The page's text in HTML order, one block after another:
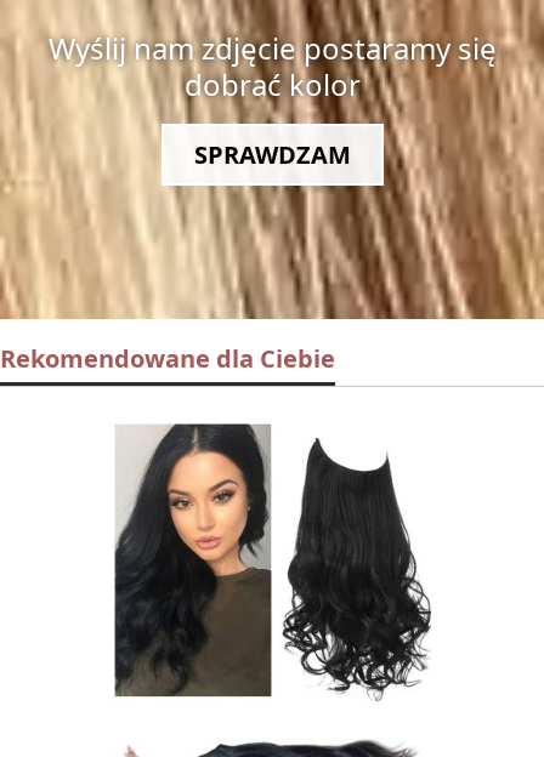
Wyślij nam zdjęcie postaramy się
dobrać kolor
SPRAWDZAM
Rekomendowane dla Ciebie